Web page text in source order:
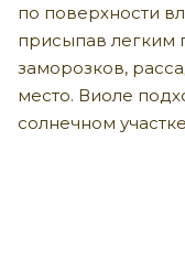
по поверхности
присыпав легким
заморозков,
место. Виоле
солнечном